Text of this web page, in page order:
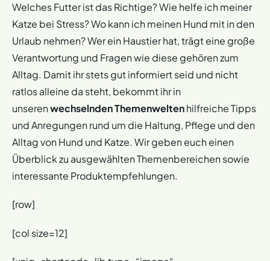
Welches Futter ist das Richtige? Wie helfe ich meiner
Katze bei Stress? Wo kann ich meinen Hund mit in den
Urlaub nehmen? Wer ein Haustier hat, trägt eine große
Verantwortung und Fragen wie diese gehören zum
Alltag. Damit ihr stets gut informiert seid und nicht
ratlos alleine da steht, bekommt ihr in
unserenwechselnden Themenweltenhilfreiche Tipps
und Anregungen rund um die Haltung, Pflege und den
Alltag von Hund und Katze. Wir geben euch einen
Überblick zu ausgewählten Themenbereichen sowie
interessante Produktempfehlungen.
[row]
[col size=12]